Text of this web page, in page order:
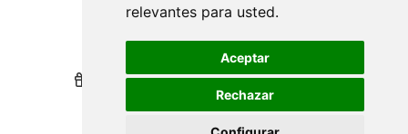
relevantes para usted.
Aceptar
Rechazar
Revendeurs
Revendeurs
Impression durable
Impression durable
Nous récompensons votre fidélité
Nous récompensons votre fidélité
Aide
Aide